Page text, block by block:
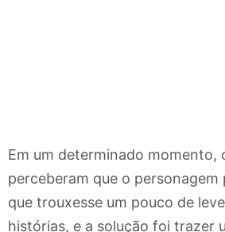
Em um determinado momento,
perceberam que o personagem
que trouxesse um pouco de
histórias, e a solução foi trazer